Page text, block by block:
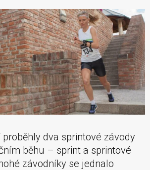
proběhly dva sprintové závody
běhu – sprint a sprintové
závodníky se jednalo